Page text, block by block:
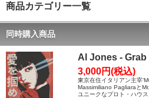
商品カテゴリー一覧
同時購入商品
Al Jones -
3,000円(税込)
東京在住イタリアン主宰
Massimiliano Pagliaraと
ユニークなプロト・ハウス